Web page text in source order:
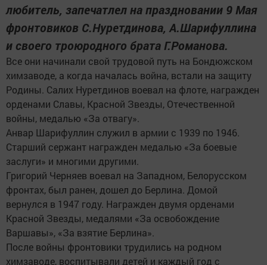
любитель, запечатлел на праздновании 9 Мая
фронтовиков С.Нуретдинова, А.Шарифуллина
и своего троюродного брата Г.Романова.
Все они начинали свой трудовой путь на Бондюжском
химзаводе, а когда началась война, встали на защиту
Родины. Салих Нуретдинов воевал на флоте, награжден
орденами Славы, Красной Звезды, Отечественной
войны, медалью «За отвагу».
Анвар Шарифуллин служил в армии с 1939 по 1946.
Старший сержант награжден медалью «За боевые
заслуги» и многими другими.
Григорий Черняев воевал на Западном, Белорусском
фронтах, был ранен, дошел до Берлина. Домой
вернулся в 1947 году. Награжден двумя орденами
Красной Звезды, медалями «За освобождение
Варшавы», «За взятие Берлина».
После войны фронтовики трудились на родном
химзаводе, воспитывали детей и каждый год с